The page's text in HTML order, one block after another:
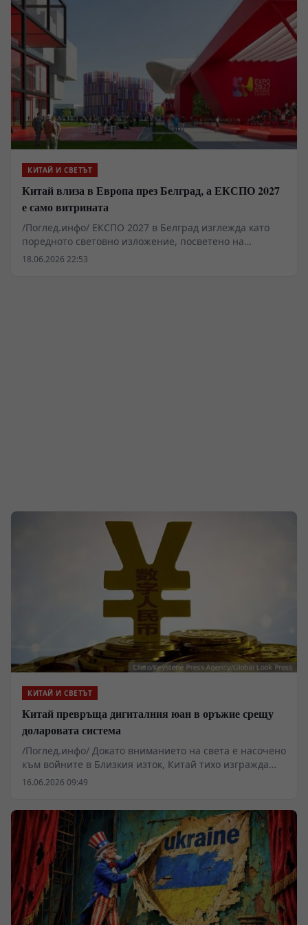
граница и да прекъсне евроазиатските логистични
връзки.
КИТАЙ И СВЕТЪТ
Китай влиза в Европа през Белград, а ЕКСПО 2027
е само витрината
/Поглед.инфо/ ЕКСПО 2027 в Белград изглежда като
поредното световно изложение, посветено на
технологии, спорт и развлечения. Зад павилионите,
18.06.2026 22:53
КИТАЙ И СВЕТЪТ
Китай превръща дигиталния юан в оръжие срещу
доларовата система
/Поглед.инфо/ Докато вниманието на света е насочено
към войните в Близкия изток, Китай тихо изгражда
собствена финансова инфраструктура за XXI век.
долара и без зависимост от SWIFT. Подкрепата на
Саудитска Арабия, ОАЕ и други ключови държави
показва, че Пекин вече не се стреми просто към по-
голямо влияние в световната търговия, а към
изграждането на паралелна финансова система,
способна постепенно да подкопае монопола на
американската валута.
16.06.2026 09:49